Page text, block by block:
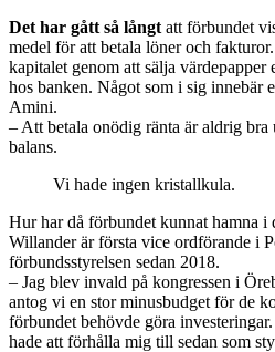
Det har gått så långt att förbundet
medel för att betala löner och
kapitalet genom att sälja
hos banken. Något som i sig innebär
Amini.
– Att betala onödig ränta är aldrig
balans.
Vi hade ingen kristallkula.
Hur har då förbundet kunnat hamna i
Willander är första vice ordförande i
förbundsstyrelsen sedan 2018.
– Jag blev invald på kongressen i
antog vi en stor minusbudget för de
förbundet behövde göra
hade att förhålla mig till sedan som